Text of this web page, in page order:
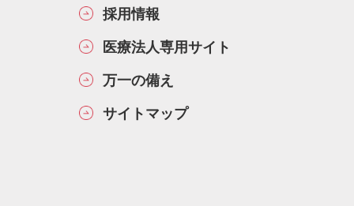
採用情報
医療法人専用サイト
万一の備え
サイトマップ